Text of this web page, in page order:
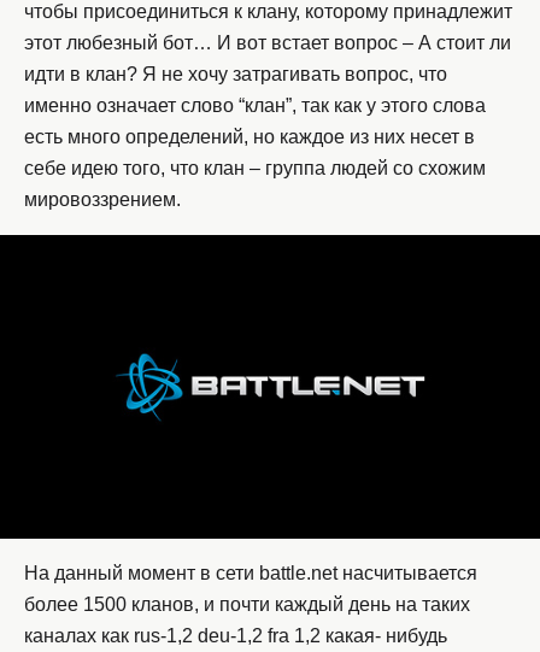
чтобы присоединиться к клану, которому принадлежит
этот любезный бот… И вот встает вопрос – А стоит ли
идти в клан? Я не хочу затрагивать вопрос, что
именно означает слово “клан”, так как у этого слова
есть много определений, но каждое из них несет в
себе идею того, что клан – группа людей со схожим
мировоззрением.
На данный момент в сети battle.net насчитывается
более 1500 кланов, и почти каждый день на таких
каналах как rus-1,2 deu-1,2 fra 1,2 какая- нибудь